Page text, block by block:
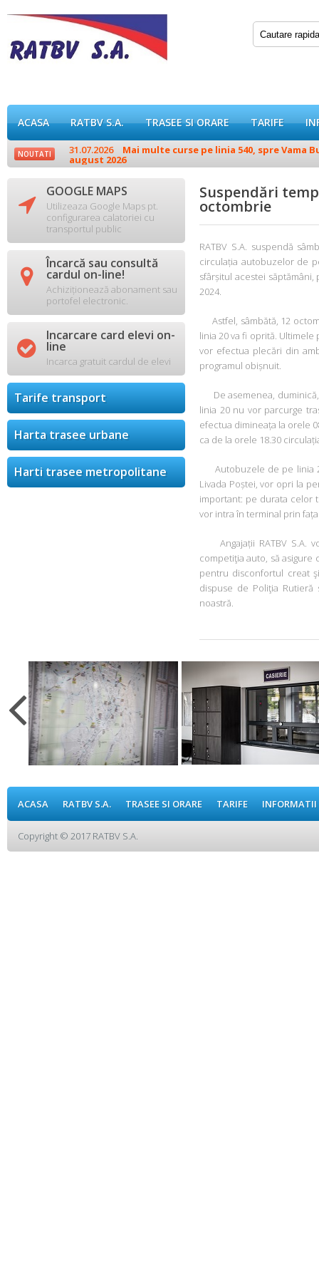
ACASA RATBV S.A. TRASEE SI ORARE TARIFE
NOUTATI 31.07.2026 Mai multe curse pe linia 540, spre Vama
august 2026
 GOOGLE MAPS
Utilizeaza Google Maps pt.
configurarea calatoriei cu
transportul public
 Încarcă sau consultă
cardul on-line!
Achiziționează abonament sau
portofel electronic.
 Incarcare card elevi on-
line
Incarca gratuit cardul de elevi
Tarife transport
Harta trasee urbane
Harti trasee metropolitane
Suspendări
octombrie
RATBV S.A. suspendă
circulația autobuzelor de
sfârșitul acestei săptămâni,
2024.
Astfel, sâmbătă, 12
linia 20 va fi oprită.
vor efectua plecări din
programul obișnuit.
De asemenea, duminică,
linia 20 nu vor parcurge
efectua dimineața la orele
ca de la orele 18.30
Autobuzele de pe linia
Livada Poștei, vor opri la
important: pe durata celor
vor intra în terminal prin
Angajații RATBV S.A.
competiţia auto, să asigure
pentru disconfortul creat
dispuse de Poliţia
noastră.
ACASA RATBV S.A. TRASEE SI ORARE TARIFE
Copyright © 2017 RATBV S.A.